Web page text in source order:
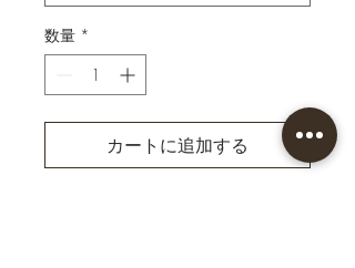
数量 *
カートに追加する